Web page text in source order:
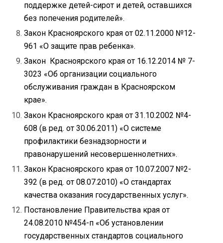
поддержке детей-сирот и детей, оставшихся
без попечения родителей».
Закон Красноярского края от 02.11.2000 №12-
961 «О защите прав ребенка».
Закон Красноярского края от 16.12.2014 № 7-
3023 «Об организации социального
обслуживания граждан в Красноярском
крае».
Закон Красноярского края от 31.10.2002 №4-
608 (в ред. от 30.06.2011) «О системе
профилактики безнадзорности и
правонарушений несовершеннолетних».
Закон Красноярского края от 10.07.2007 №2-
392 (в ред. от 08.07.2010) «О стандартах
качества оказания государственных услуг».
Постановление Правительства края от
24.08.2010 №454-п «Об установлении
государственных стандартов социального